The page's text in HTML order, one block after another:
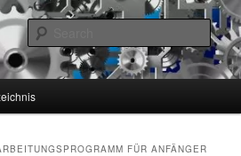
und
Bildbearbeitungsprogramm sowie Grundlagen
Bildbearbeitung unter Windows.
FÜR ANFÄNGER